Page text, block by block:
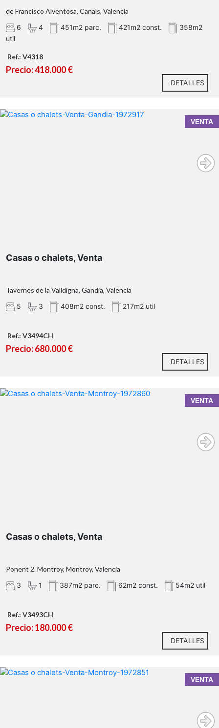
de Francisco Alventosa, Canals, Valencia
6
4 451m2 parc. 421m2 const.
358m2
util
Ref.: V4318
Precio: 418.000 €
DETALLES
VENTA
Casas o chalets, Venta
Tavernes de la Valldigna, Gandia, Valencia
5
3 408m2 const. 217m2 util
Ref.: V3494CH
Precio: 680.000 €
DETALLES
VENTA
Tu próxima inversión: apartamento con licencia
Casas o chalets, Venta
Ponent 2. Montroy, Montroy, Valencia
3
1 387m2 parc. 62m2 const. 54m2 util
Ref.: V3493CH
Precio: 180.000 €
DETALLES
VENTA
Propiedad con licentia turística perfecta para